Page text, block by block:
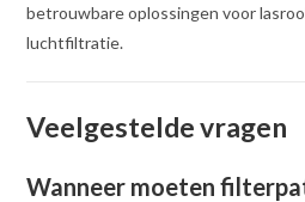
betrouwbare oplossingen voor
luchtfiltratie.
Veelgestelde vragen
Wanneer moeten